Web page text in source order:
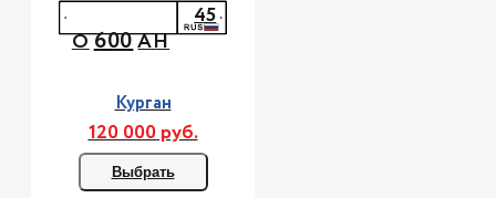
О600АН
45
Курган
120 000 руб.
Выбрать